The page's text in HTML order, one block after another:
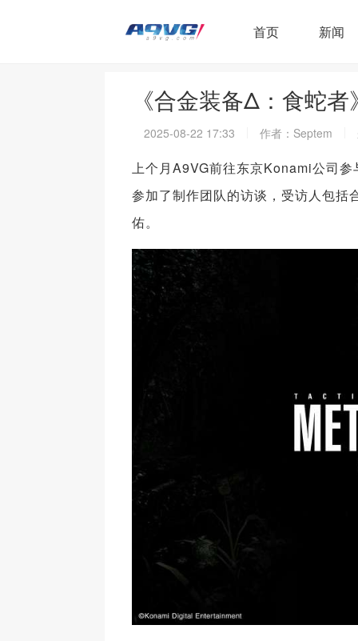
首页 新闻
《合金装备Δ：食蛇
2025-08-22 17:33 作者：Septem
上个月A9VG前往东京Konami公司参
参加了制作团队的访谈，受访人包
佑。